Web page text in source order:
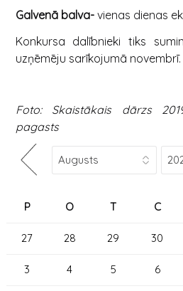
Galvenā balva- vienas dienas
Konkursa dalībnieki tiks
uzņēmēju sarīkojumā novembrī.
Foto: Skaistākais dārzs
pagasts
P O T C
27 28 29 30
3 4 5 6